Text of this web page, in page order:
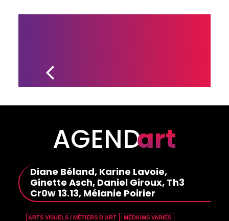
AGENDart
Diane Béland, Karine Lavoie,
Ginette Asch, Daniel Giroux, Th3
Cr0w 13.13, Mélanie Poirier
ARTS VISUELS / MÉTIERS D’ART MÉDIUMS VARIÉS